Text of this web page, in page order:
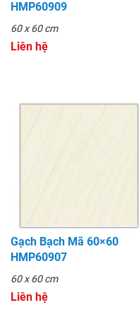
HMP60909
60 x 60 cm
Liên hệ
Gạch Bạch Mã 60×60
HMP60907
60 x 60 cm
Liên hệ